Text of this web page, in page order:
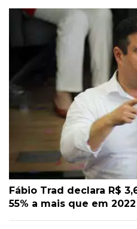
Fábio Trad declara R$
55% a mais que em 2022